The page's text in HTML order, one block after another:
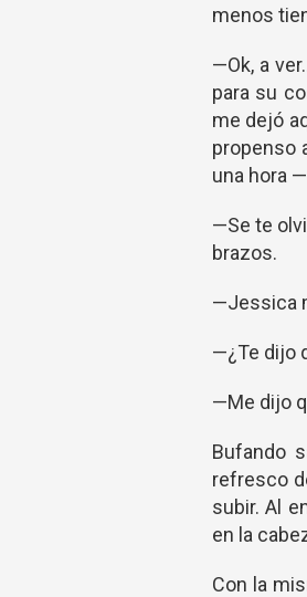
menos
—Ok, a
para su
me dejó
propenso
una hora
—Se te
brazos.
—Jessica
—¿Te dijo
—Me dijo
Bufando
refresco
subir. Al
en la
Con la